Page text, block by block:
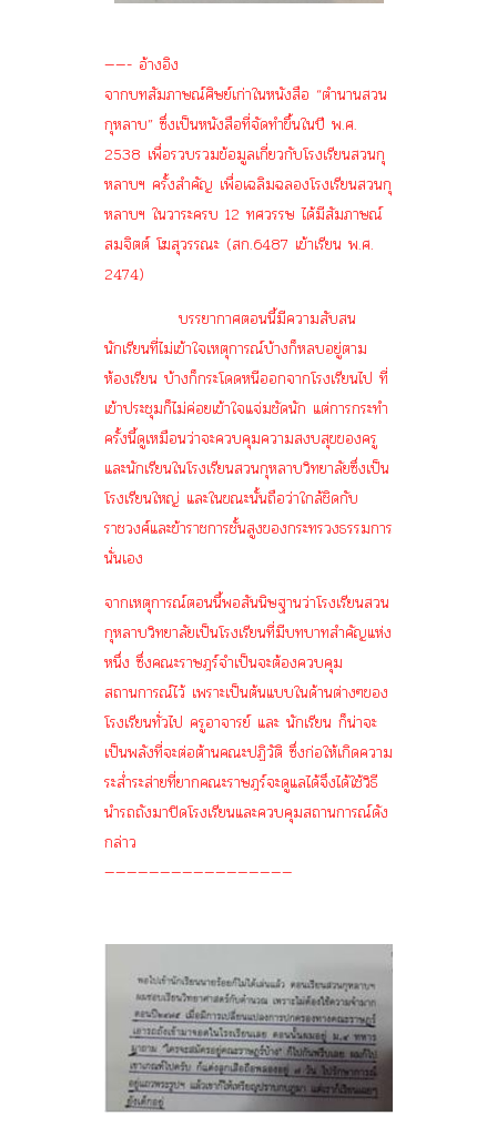
——- อ้างอิง
จากบทสัมภาษณ์ศิษย์เก่าในหนังสือ “ตำนานสวน
กุหลาบ” ซึ่งเป็นหนังสือที่จัดทำขึ้นในปี พ.ศ.
2538 เพื่อรวบรวมข้อมูลเกี่ยวกับโรงเรียนสวนกุ
หลาบฯ ครั้งสำคัญ เพื่อเฉลิมฉลองโรงเรียนสวนกุ
หลาบฯ ในวาระครบ 12 ทศวรรษ ได้มีสัมภาษณ์
สมจิตต์ โฆสุวรรณะ (สก.6487 เข้าเรียน พ.ศ.
2474)
บรรยากาศตอนนี้มีความสับสน
นักเรียนที่ไม่เข้าใจเหตุการณ์บ้างก็หลบอยู่ตาม
ห้องเรียน บ้างก็กระโดดหนีออกจากโรงเรียนไป ที่
เข้าประชุมก็ไม่ค่อยเข้าใจแจ่มชัดนัก แต่การกระทำ
ครั้งนี้ดูเหมือนว่าจะควบคุมความสงบสุขของครู
และนักเรียนในโรงเรียนสวนกุหลาบวิทยาลัยซึ่งเป็น
โรงเรียนใหญ่ และในขณะนั้นถือว่าใกล้ชิดกับ
ราชวงศ์และข้าราชการชั้นสูงของกระทรวงธรรมการ
นั่นเอง
จากเหตุการณ์ตอนนี้พอสันนิษฐานว่าโรงเรียนสวน
กุหลาบวิทยาลัยเป็นโรงเรียนที่มีบทบาทสำคัญแห่ง
หนึ่ง ซึ่งคณะราษฎร์จำเป็นจะต้องควบคุม
สถานการณ์ไว้ เพราะเป็นต้นแบบในด้านต่างๆของ
โรงเรียนทั่วไป ครูอาจารย์ และ นักเรียน ก็น่าจะ
เป็นพลังที่จะต่อต้านคณะปฏิวัติ ซึ่งก่อให้เกิดความ
ระส่ำระส่ายที่ยากคณะราษฎร์จะดูแลได้จึงได้ใช้วิธี
นำรถถังมาปิดโรงเรียนและควบคุมสถานการณ์ดัง
กล่าว
—————————————————